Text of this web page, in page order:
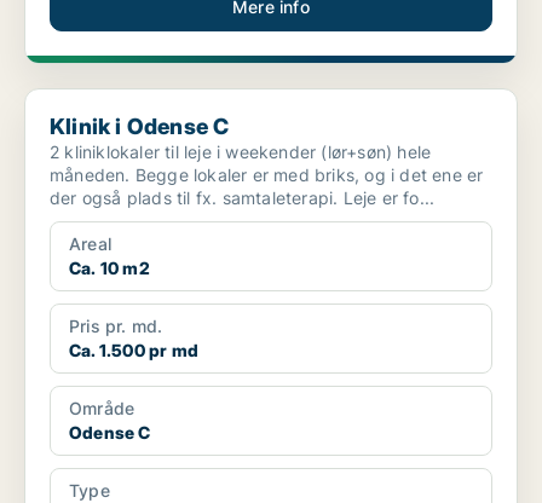
Mere info
Klinik i Odense C
Klinik i Odense C
2 kliniklokaler til leje i weekender (lør+søn) hele
måneden. Begge lokaler er med briks, og i det ene er
der også plads til fx. samtaleterapi. Leje er fo...
Areal
Ca. 10 m2
Pris pr. md.
Ca. 1.500 pr md
Område
Odense C
Type